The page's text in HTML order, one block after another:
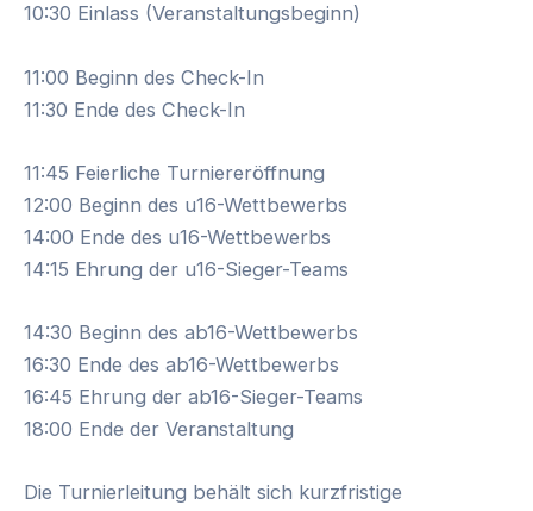
10:30 Einlass (Veranstaltungsbeginn)
11:00 Beginn des Check-In
11:30 Ende des Check-In
11:45 Feierliche Turniereröffnung
12:00 Beginn des u16-Wettbewerbs
14:00 Ende des u16-Wettbewerbs
14:15 Ehrung der u16-Sieger-Teams
14:30 Beginn des ab16-Wettbewerbs
16:30 Ende des ab16-Wettbewerbs
16:45 Ehrung der ab16-Sieger-Teams
18:00 Ende der Veranstaltung
Die Turnierleitung behält sich kurzfristige